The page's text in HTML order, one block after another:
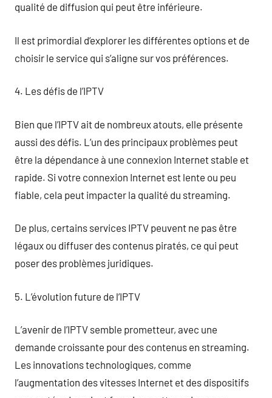
qualité de diffusion qui peut être inférieure.
Il est primordial d’explorer les différentes options et de
choisir le service qui s’aligne sur vos préférences.
4. Les défis de l’IPTV
Bien que l’IPTV ait de nombreux atouts, elle présente
aussi des défis. L’un des principaux problèmes peut
être la dépendance à une connexion Internet stable et
rapide. Si votre connexion Internet est lente ou peu
fiable, cela peut impacter la qualité du streaming.
De plus, certains services IPTV peuvent ne pas être
légaux ou diffuser des contenus piratés, ce qui peut
poser des problèmes juridiques.
5. L’évolution future de l’IPTV
L’avenir de l’IPTV semble prometteur, avec une
demande croissante pour des contenus en streaming.
Les innovations technologiques, comme
l’augmentation des vitesses Internet et des dispositifs